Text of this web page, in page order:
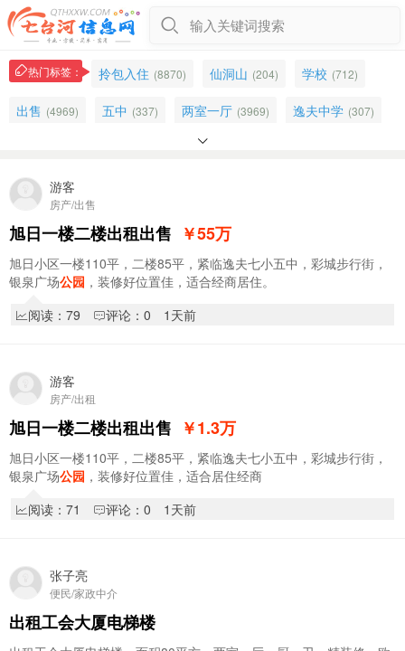
输入关键词搜索
热门标签： 拎包入住 (8870) 仙洞山 (204) 学校 (712)
出售 (4969) 五中 (337) 两室一厅 (3969) 逸夫中学 (307)
出租
早市 (648)
北岸 (1690) 大商 (588)
五楼 (1138) 青少年宫 (41) 五小 (308) 家电 (1025)

游客
房产/出售
旭日一楼二楼出租出售 ￥55万
旭日小区一楼110平，二楼85平，紧临逸夫七小五中，彩城步行街，
银泉广场公园 ，装修好位置佳，适合经商居住。
阅读：79
评论：0 1天前
游客
房产/出租
旭日一楼二楼出租出售 ￥1.3万
旭日小区一楼110平，二楼85平，紧临逸夫七小五中，彩城步行街，
银泉广场公园 ，装修好位置佳，适合居住经商
阅读：71
评论：0 1天前
张子亮
便民/家政中介
出租工会大厦电梯楼